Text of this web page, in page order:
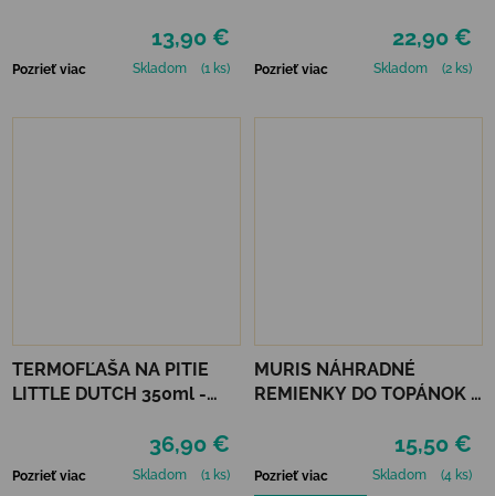
13,90 €
Pozrieť viac Skladom (1 ks)
22,90 €
Pozrieť viac Skladom (2 ks)
TERMOFĽAŠA NA PITIE
LITTLE DUTCH 350ml -
36,90 €
Pozrieť viac Skladom (1 ks)
MURIS NÁHRADNÉ
REMIENKY DO TOPÁNOK 3
15,50 €
Pozrieť viac Skladom
(4 ks)